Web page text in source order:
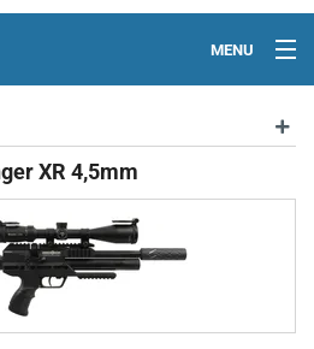
MENU
XR 4,5mm